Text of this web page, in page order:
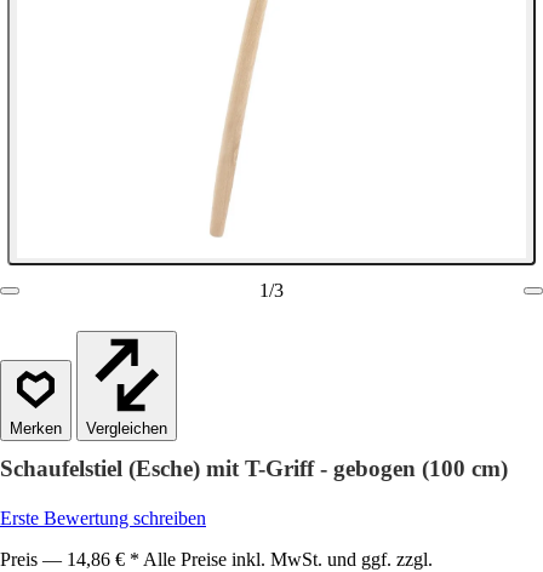
1/3
Vergleichen
Schaufelstiel (Esche) mit T-Griff - gebogen (100 cm)
Erste Bewertung schreiben
Preis — 14,86 € * Alle Preise inkl. MwSt. und ggf. zzgl.